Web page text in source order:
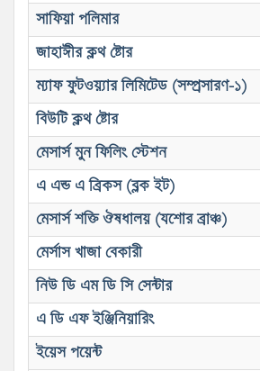
সাফিয়া পলিমার
জাহাঈীর ক্লথ ষ্টোর
ম্যাফ ফুটওয়্যার লিমিটেড (সম্প্রসারণ-১)
বিউটি ক্লথ ষ্টোর
মেসার্স মুন ফিলিং স্টেশন
এ এন্ড এ ব্রিকস (ব্লক ইট)
মেসার্স শক্তি ঔষধালয় (যশোর ব্রাঞ্চ)
মের্সাস খাজা বেকারী
নিউ ডি এম ডি সি সেন্টার
এ ডি এফ ইঞ্জিনিয়ারিং
ইয়েস পয়েন্ট